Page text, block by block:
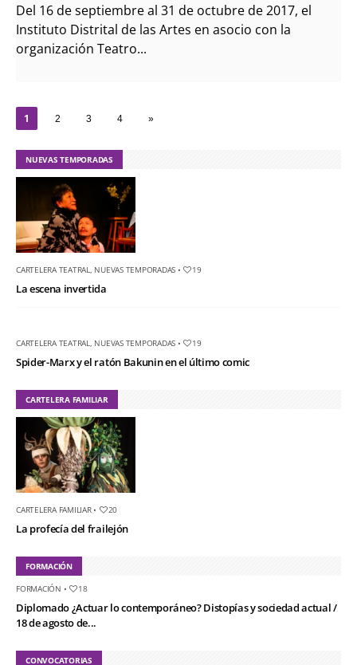
Del 16 de septiembre al 31 de octubre de 2017, el
Instituto Distrital de las Artes en asocio con la
organización Teatro...
1 2 3 4 »
NUEVAS TEMPORADAS
CARTELERA TEATRAL NUEVAS TEMPORADAS • 19
La escena invertida
CARTELERA TEATRAL NUEVAS TEMPORADAS • 19
Spider-Marx y el ratón Bakunin en el último comic
CARTELERA FAMILIAR
CARTELERA FAMILIAR• 20
La profecía del frailejón
FORMACIÓN
FORMACIÓN • 18
Diplomado ¿Actuar lo contemporáneo? Distopías y sociedad actual /
18 de agosto de...
CONVOCATORIAS